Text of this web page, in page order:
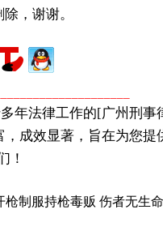
，谢谢。
年法律工作的[广州刑
成效显著，旨在为您
！
枪制服持枪毒贩 伤者无生